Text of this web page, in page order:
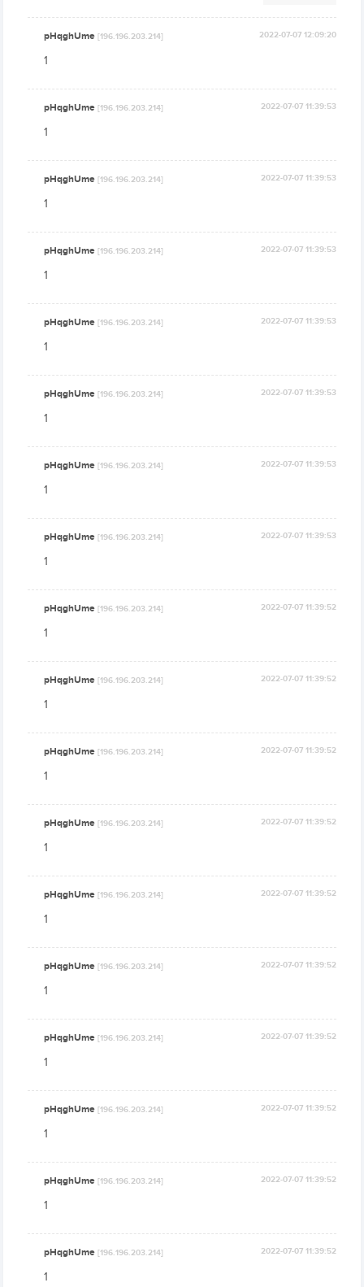
pHqghUme[196.196.203.214] 2022-07-07 12:09:20
1
pHqghUme[196.196.203.214] 2022-07-07 11:39:53
1
pHqghUme[196.196.203.214] 2022-07-07 11:39:53
1
pHqghUme[196.196.203.214] 2022-07-07 11:39:53
1
pHqghUme[196.196.203.214] 2022-07-07 11:39:53
1
pHqghUme[196.196.203.214] 2022-07-07 11:39:53
1
pHqghUme[196.196.203.214] 2022-07-07 11:39:53
1
pHqghUme[196.196.203.214] 2022-07-07 11:39:53
1
pHqghUme[196.196.203.214] 2022-07-07 11:39:52
1
pHqghUme[196.196.203.214] 2022-07-07 11:39:52
1
pHqghUme[196.196.203.214] 2022-07-07 11:39:52
1
pHqghUme[196.196.203.214] 2022-07-07 11:39:52
1
pHqghUme[196.196.203.214] 2022-07-07 11:39:52
1
pHqghUme[196.196.203.214] 2022-07-07 11:39:52
1
pHqghUme[196.196.203.214] 2022-07-07 11:39:52
1
pHqghUme[196.196.203.214] 2022-07-07 11:39:52
1
pHqghUme[196.196.203.214] 2022-07-07 11:39:52
1
pHqghUme[196.196.203.214] 2022-07-07 11:39:52
1